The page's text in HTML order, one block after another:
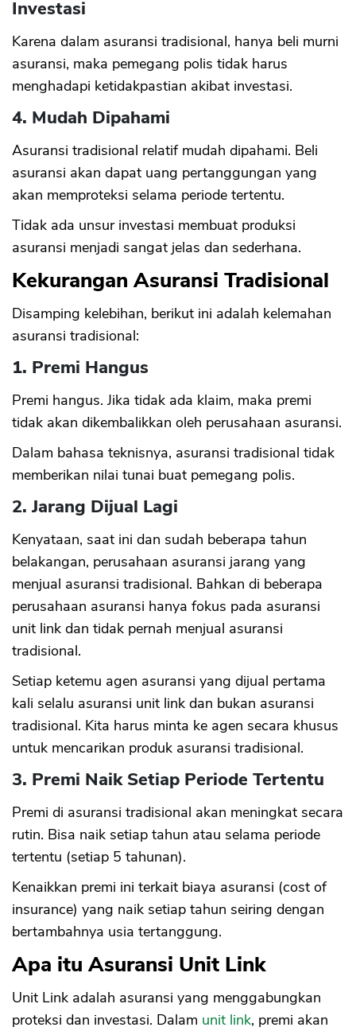
Investasi
Karena dalam asuransi tradisional, hanya beli murni
asuransi, maka pemegang polis tidak harus
menghadapi ketidakpastian akibat investasi.
4. Mudah Dipahami
Asuransi tradisional relatif mudah dipahami. Beli
asuransi akan dapat uang pertanggungan yang
akan memproteksi selama periode tertentu.
Tidak ada unsur investasi membuat produksi
asuransi menjadi sangat jelas dan sederhana.
Kekurangan Asuransi Tradisional
Disamping kelebihan, berikut ini adalah kelemahan
asuransi tradisional:
1. Premi Hangus
Premi hangus. Jika tidak ada klaim, maka premi
tidak akan dikembalikkan oleh perusahaan asuransi.
Dalam bahasa teknisnya, asuransi tradisional tidak
memberikan nilai tunai buat pemegang polis.
2. Jarang Dijual Lagi
Kenyataan, saat ini dan sudah beberapa tahun
belakangan, perusahaan asuransi jarang yang
menjual asuransi tradisional. Bahkan di beberapa
perusahaan asuransi hanya fokus pada asuransi
unit link dan tidak pernah menjual asuransi
tradisional.
Setiap ketemu agen asuransi yang dijual pertama
kali selalu asuransi unit link dan bukan asuransi
tradisional. Kita harus minta ke agen secara khusus
untuk mencarikan produk asuransi tradisional.
3. Premi Naik Setiap Periode Tertentu
Premi di asuransi tradisional akan meningkat secara
rutin. Bisa naik setiap tahun atau selama periode
tertentu (setiap 5 tahunan).
Kenaikkan premi ini terkait biaya asuransi (cost of
insurance) yang naik setiap tahun seiring dengan
bertambahnya usia tertanggung.
Apa itu Asuransi Unit Link
Unit Link adalah asuransi yang menggabungkan
proteksi dan investasi. Dalam unit link, premi akan